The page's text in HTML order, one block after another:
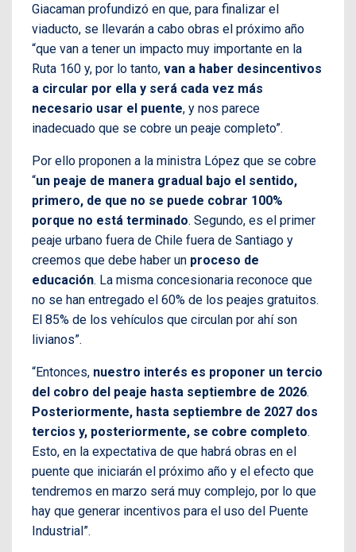
Giacaman profundizó en que, para finalizar el
viaducto, se llevarán a cabo obras el próximo año
“que van a tener un impacto muy importante en la
Ruta 160 y, por lo tanto, van a haber desincentivos
a circular por ella y será cada vez más
necesario usar el puente, y nos parece
inadecuado que se cobre un peaje completo”.
Por ello proponen a la ministra López que se cobre
“un peaje de manera gradual bajo el sentido,
primero, de que no se puede cobrar 100%
porque no está terminado. Segundo, es el primer
peaje urbano fuera de Chile fuera de Santiago y
creemos que debe haber un proceso de
educación. La misma concesionaria reconoce que
no se han entregado el 60% de los peajes gratuitos.
El 85% de los vehículos que circulan por ahí son
livianos”.
“Entonces, nuestro interés es proponer un tercio
del cobro del peaje hasta septiembre de 2026.
Posteriormente, hasta septiembre de 2027 dos
tercios y, posteriormente, se cobre completo.
Esto, en la expectativa de que habrá obras en el
puente que iniciarán el próximo año y el efecto que
tendremos en marzo será muy complejo, por lo que
hay que generar incentivos para el uso del Puente
Industrial”.